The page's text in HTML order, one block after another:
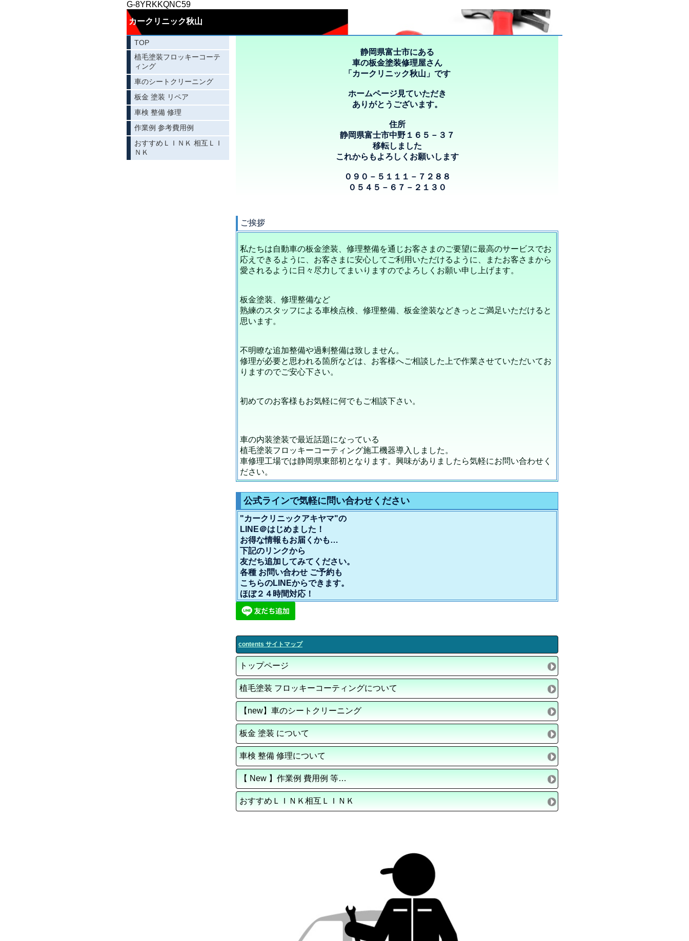
G-8YRKKQNC59
カークリニック秋山
静岡県富士市にある
車の板金塗装修理屋さん
「カークリニック秋山」です
ホームページ見ていただき
ありがとうございます。
住所
静岡県富士市中野１６５－３７
移転しました
これからもよろしくお願いします
０９０－５１１１－７２８８
０５４５－６７－２１３０
ご挨拶
私たちは自動車の板金塗装、修理整備を通じお客さまのご要望に最高のサービスでお
応えできるように、お客さまに安心してご利用いただけるように、またお客さまから
愛されるように日々尽力してまいりますのでよろしくお願い申し上げます。
板金塗装、修理整備など
熟練のスタッフによる車検点検、修理整備、板金塗装などきっとご満足いただけると
思います。
不明瞭な追加整備や過剰整備は致しません。
修理が必要と思われる箇所などは、お客様へご相談した上で作業させていただいてお
りますのでご安心下さい。
初めてのお客様もお気軽に何でもご相談下さい。
車の内装塗装で最近話題になっている
植毛塗装フロッキーコーティング施工機器導入しました。
車修理工場では静岡県東部初となります。興味がありましたら気軽にお問い合わせく
ださい。
公式ラインで気軽に問い合わせください
"カークリニックアキヤマ"の
LINE＠はじめました！
お得な情報もお届くかも…
下記のリンクから
友だち追加してみてください。
各種 お問い合わせ ご予約も
こちらのLINEからできます。
ほぼ２４時間対応！
contents サイトマップ
トップページ
植毛塗装 フロッキーコーティングについて
【new】車のシートクリーニング
板金 塗装 について
車検 整備 修理について
【 New 】作業例 費用例 等…
おすすめＬＩＮＫ相互ＬＩＮＫ
TOP
植毛塗装フロッキーコーテ
ィング
車のシートクリーニング
板金 塗装 リペア
車検 整備 修理
作業例 参考費用例
おすすめＬＩＮＫ 相互ＬＩ
ＮＫ